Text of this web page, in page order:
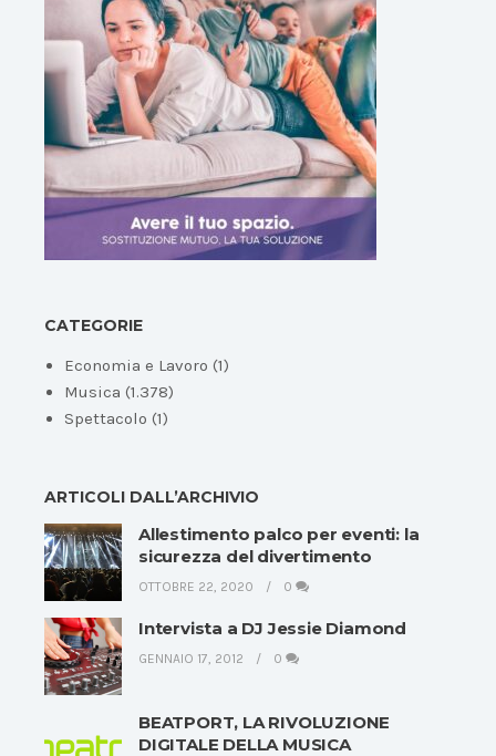
CATEGORIE
Economia e Lavoro (1)
Musica (1.378)
Spettacolo (1)
ARTICOLI DALL’ARCHIVIO
Allestimento palco per eventi: la
sicurezza del divertimento
OTTOBRE 22, 2020 0
Intervista a DJ Jessie Diamond
GENNAIO 17, 2012 0
BEATPORT, LA RIVOLUZIONE
DIGITALE DELLA MUSICA